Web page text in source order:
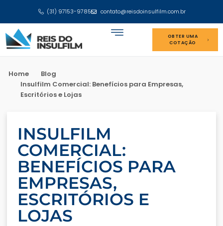
(31) 97153-9785 contato@reisdoinsulfilm.com.br
OBTER UMA
COTAÇÃO
Home
Blog
Insulfilm Comercial: Benefícios para Empresas,
Escritórios e Lojas
INSULFILM
COMERCIAL:
BENEFÍCIOS PARA
EMPRESAS,
ESCRITÓRIOS E
LOJAS